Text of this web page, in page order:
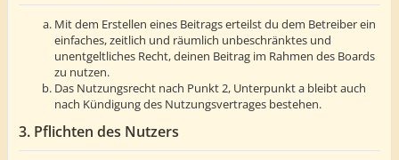
Mit dem Erstellen eines Beitrags erteilst du dem Betreiber ein
einfaches, zeitlich und räumlich unbeschränktes und
unentgeltliches Recht, deinen Beitrag im Rahmen des Boards
zu nutzen.
Das Nutzungsrecht nach Punkt 2, Unterpunkt a bleibt auch
nach Kündigung des Nutzungsvertrages bestehen.
3. Pflichten des Nutzers